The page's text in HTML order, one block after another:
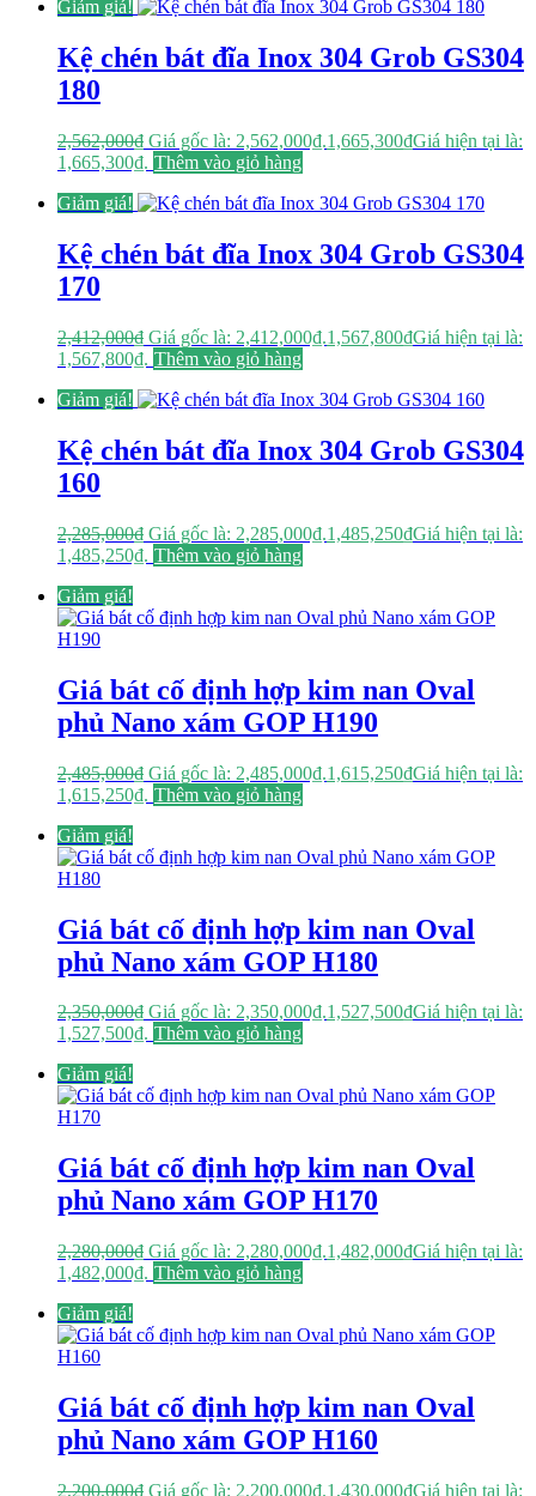
Giảm giá!
Kệ chén bát đĩa Inox 304 Grob GS304
180
2,562,000₫ Giá gốc là: 2,562,000₫.1,665,300₫Giá hiện tại là:
1,665,300₫. Thêm vào giỏ hàng
Giảm giá!
Kệ chén bát đĩa Inox 304 Grob GS304
170
2,412,000₫ Giá gốc là: 2,412,000₫.1,567,800₫Giá hiện tại là:
1,567,800₫. Thêm vào giỏ hàng
Giảm giá!
Kệ chén bát đĩa Inox 304 Grob GS304
160
2,285,000₫ Giá gốc là: 2,285,000₫.1,485,250₫Giá hiện tại là:
1,485,250₫. Thêm vào giỏ hàng
Giảm giá!
Giá bát cố định hợp kim nan Oval
phủ Nano xám GOP H190
2,485,000₫ Giá gốc là: 2,485,000₫.1,615,250₫Giá hiện tại là:
1,615,250₫. Thêm vào giỏ hàng
Giảm giá!
Giá bát cố định hợp kim nan Oval
phủ Nano xám GOP H180
2,350,000₫ Giá gốc là: 2,350,000₫.1,527,500₫Giá hiện tại là:
1,527,500₫. Thêm vào giỏ hàng
Giảm giá!
Giá bát cố định hợp kim nan Oval
phủ Nano xám GOP H170
2,280,000₫ Giá gốc là: 2,280,000₫.1,482,000₫Giá hiện tại là:
1,482,000₫. Thêm vào giỏ hàng
Giảm giá!
Giá bát cố định hợp kim nan Oval
phủ Nano xám GOP H160
2,200,000₫ Giá gốc là: 2,200,000₫.1,430,000₫Giá hiện tại là: